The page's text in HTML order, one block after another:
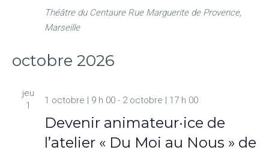
Théâtre du Centaure Rue Marguerite de Provence,
Marseille
octobre 2026
jeu
1
1 octobre | 9 h 00- 2 octobre | 17 h 00
Devenir animateur·ice de
l’atelier « Du Moi au Nous » de